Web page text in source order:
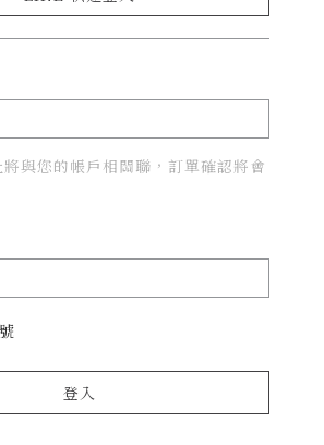
與您的帳戶相關聯，訂單確認將會
登入